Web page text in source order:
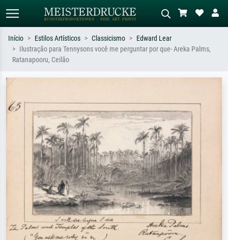
Pesquisa padrão
uma árvore.
Início Estilos Artísticos Classicismo
Edward Lear
Ilustração para Tennysons você me perguntar por que- Areka Palms,
Ratanapooru, Ceilão